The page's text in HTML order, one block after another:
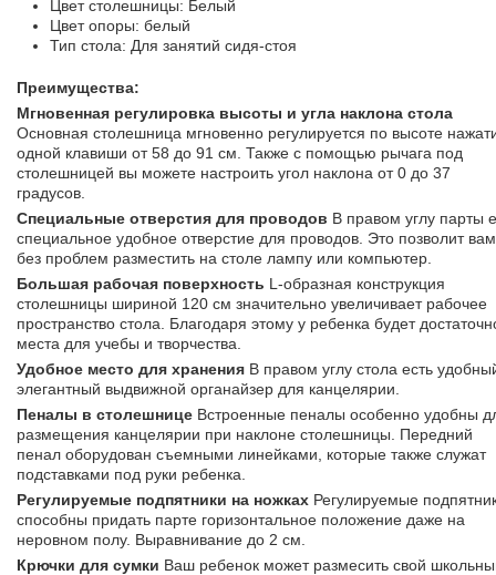
Цвет столешницы: Белый
Цвет опоры: белый
Тип стола: Для занятий сидя-стоя
Преимущества:
Мгновенная регулировка высоты и угла наклона стола
Основная столешница мгновенно регулируется по высоте
одной клавиши от 58 до 91 см. Также с помощью рычага под
столешницей вы можете настроить угол наклона от 0 до 37
градусов.
Специальные отверстия для проводов В правом углу парты
специальное удобное отверстие для проводов. Это позволит вам
без проблем разместить на столе лампу или компьютер.
Большая рабочая поверхность L-образная конструкция
столешницы шириной 120 см значительно увеличивает рабочее
пространство стола. Благодаря этому у ребенка будет
места для учебы и творчества.
Удобное место для хранения В правом углу стола есть
элегантный выдвижной органайзер для канцелярии.
Пеналы в столешнице Встроенные пеналы особенно удобны
размещения канцелярии при наклоне столешницы. Передний
пенал оборудован съемными линейками, которые также служат
подставками под руки ребенка.
Регулируемые подпятники на ножках Регулируемые
способны придать парте горизонтальное положение даже на
неровном полу. Выравнивание до 2 см.
Крючки для сумки Ваш ребенок может размесить свой